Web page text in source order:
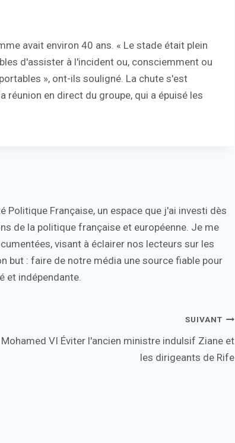
avait environ 40 ans. « Le stade était plein
d'assister à l'incident ou, consciemment ou
», ont-ils souligné. La chute s'est
en direct du groupe, qui a épuisé les
Politique Française, un espace que j'ai investi dès
de la politique française et européenne. Je me
visant à éclairer nos lecteurs sur les
but : faire de notre média une source fiable pour
et indépendante.
SUIVANT
Mohamed VI Éviter l'ancien ministre indulsif Ziane et
les dirigeants de Rife